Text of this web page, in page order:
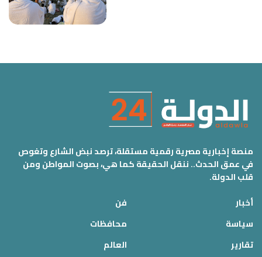
منصة إخبارية مصرية رقمية مستقلة، ترصد نبض الشارع وتغوص
في عمق الحدث.. ننقل الحقيقة كما هي، بصوت المواطن ومن
قلب الدولة.
أخبار
سياسة
تقارير
فن
محافظات
العالم